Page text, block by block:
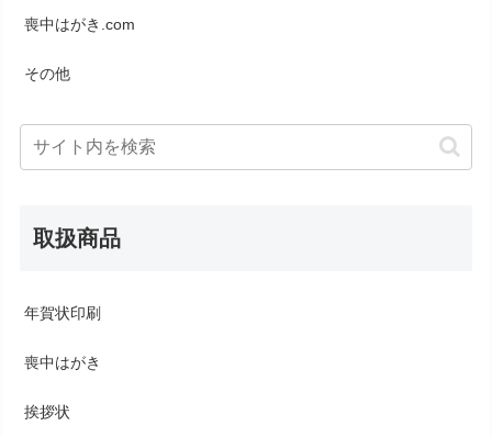
喪中はがき.com
その他
取扱商品
年賀状印刷
喪中はがき
挨拶状